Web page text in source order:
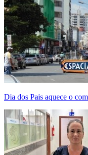
Dia dos Pais aquece o